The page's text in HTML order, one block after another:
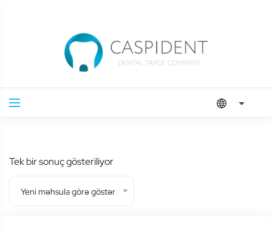
Tek bir sonuç gösteriliyor
Yeni məhsula görə göstər